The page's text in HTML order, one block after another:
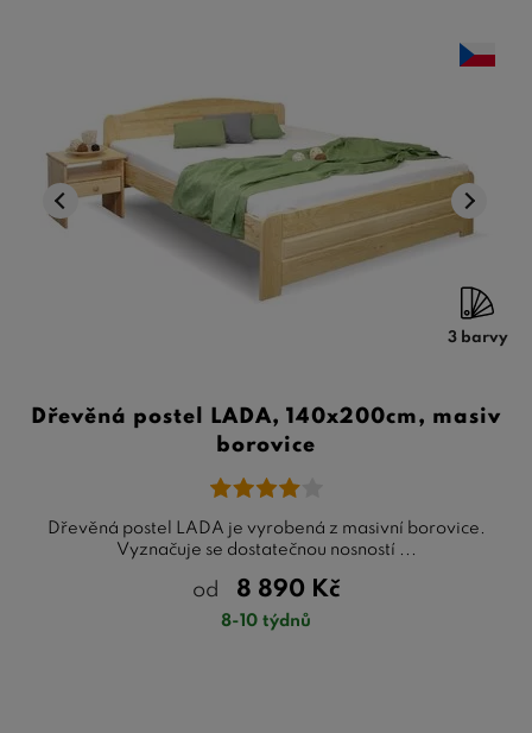
3 barvy
Dřevěná postel LADA, 140x200cm, masiv
borovice
Dřevěná postel LADA je vyrobená z masivní borovice.
Vyznačuje se dostatečnou nosností ...
od 8 890 Kč
8-10 týdnů